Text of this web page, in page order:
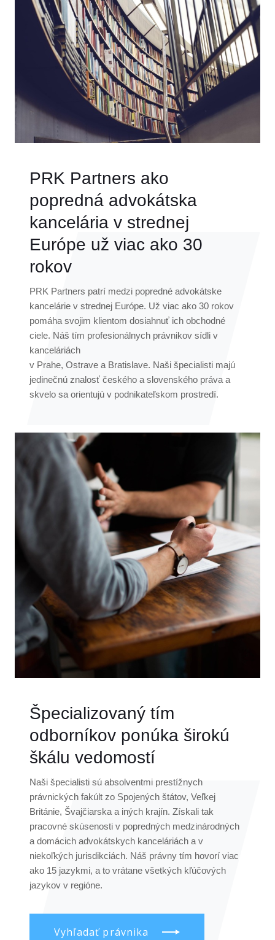
PRK Partners ako
popredná advokátska
kancelária v strednej
Európe už viac ako 30
rokov
PRK Partners patrí medzi popredné advokátske
kancelárie v strednej Európe. Už viac ako 30 rokov
pomáha svojim klientom dosiahnuť ich obchodné
ciele. Náš tím profesionálnych právnikov sídli v
kanceláriách
v Prahe, Ostrave a Bratislave. Naši špecialisti majú
jedinečnú znalosť českého a slovenského práva a
skvelo sa orientujú v podnikateľskom prostredí.
Špecializovaný tím
odborníkov ponúka širokú
škálu vedomostí
Naši špecialisti sú absolventmi prestížnych
právnických fakúlt zo Spojených štátov, Veľkej
Británie, Švajčiarska a iných krajín. Získali tak
pracovné skúsenosti v popredných medzinárodných
a domácich advokátskych kanceláriách a v
niekoľkých jurisdikciách. Náš právny tím hovorí viac
ako 15 jazykmi, a to vrátane všetkých kľúčových
jazykov v regióne.
Vyhľadať právnika